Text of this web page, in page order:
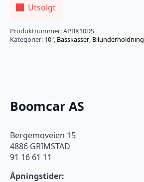
Utsolgt
Produktnummer:APBX10DS
Kategorier: 10", Basskasser, Bilunderholdning
Boomcar AS
Bergemoveien 15
4886 GRIMSTAD
91 16 61 11
Åpningstider: